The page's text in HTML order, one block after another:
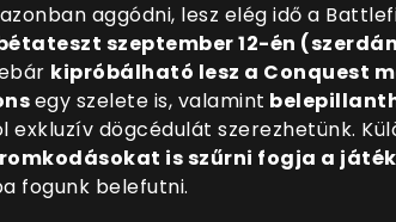
aggódni, lesz elég idő a
szeptember 12-én
kipróbálható lesz a Conquest
egy szelete is, valamint
exkluzív dögcédulát szerezhetünk.
is szűrni fogja a játék
fogunk belefutni.